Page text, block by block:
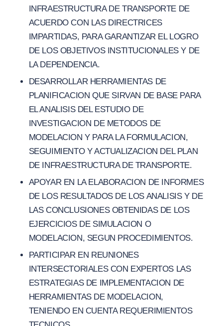
INFRAESTRUCTURA DE TRANSPORTE DE
ACUERDO CON LAS DIRECTRICES
IMPARTIDAS, PARA GARANTIZAR EL LOGRO
DE LOS OBJETIVOS INSTITUCIONALES Y DE
LA DEPENDENCIA.
DESARROLLAR HERRAMIENTAS DE
PLANIFICACION QUE SIRVAN DE BASE PARA
EL ANALISIS DEL ESTUDIO DE
INVESTIGACION DE METODOS DE
MODELACION Y PARA LA FORMULACION,
SEGUIMIENTO Y ACTUALIZACION DEL PLAN
DE INFRAESTRUCTURA DE TRANSPORTE.
APOYAR EN LA ELABORACION DE INFORMES
DE LOS RESULTADOS DE LOS ANALISIS Y DE
LAS CONCLUSIONES OBTENIDAS DE LOS
EJERCICIOS DE SIMULACION O
MODELACION, SEGUN PROCEDIMIENTOS.
PARTICIPAR EN REUNIONES
INTERSECTORIALES CON EXPERTOS LAS
ESTRATEGIAS DE IMPLEMENTACION DE
HERRAMIENTAS DE MODELACION,
TENIENDO EN CUENTA REQUERIMIENTOS